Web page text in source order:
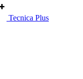
Tecnica Plus